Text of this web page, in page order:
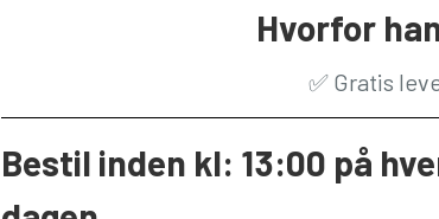
Hvorfor
✅ Gratis
Bestil inden kl: 13:00 på